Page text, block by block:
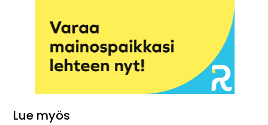
Lue myös